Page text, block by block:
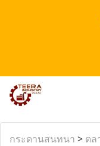
กระดานสนทนา > ตล